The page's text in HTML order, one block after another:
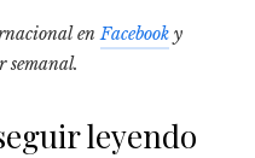
enFacebook y
semanal.
leyendo